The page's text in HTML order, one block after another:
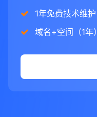
1年免费技术维护
域名+空间（1年）